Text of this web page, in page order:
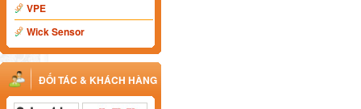
VPE
Wick Sensor
ĐỐI TÁC & KHÁCH HÀNG